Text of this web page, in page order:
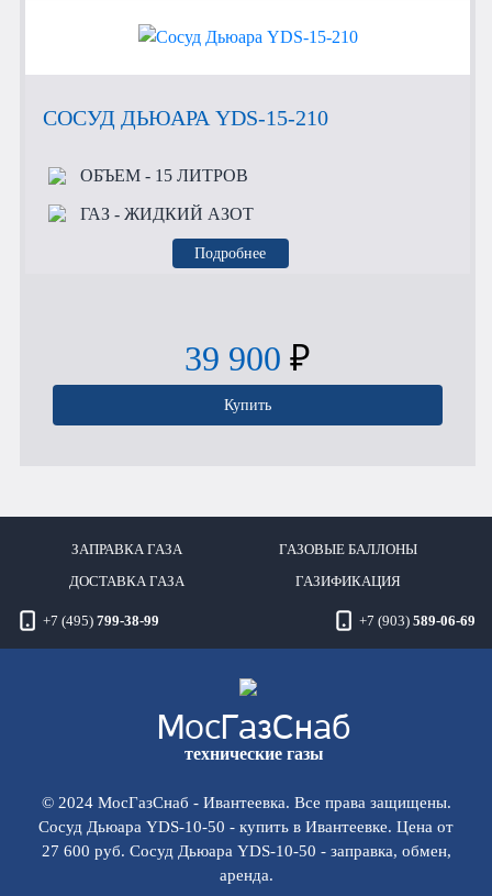
СОСУД ДЬЮАРА YDS-15-210
ОБЪЕМ- 15 ЛИТРОВ
ГАЗ- ЖИДКИЙ АЗОТ
Подробнее
39 900 ₽
Купить
ЗАПРАВКА ГАЗА ГАЗОВЫЕ БАЛЛОНЫ
ДОСТАВКА ГАЗА ГАЗИФИКАЦИЯ
+7 (495) 799-38-99 +7 (903) 589-06-69
Мос ГазСнаб
технические газы
© 2024 МосГазСнаб - Ивантеевка. Все права защищены.
Сосуд Дьюара YDS-10-50 - купить в Ивантеевке. Цена от
27 600 руб. Сосуд Дьюара YDS-10-50 - заправка, обмен,
аренда.